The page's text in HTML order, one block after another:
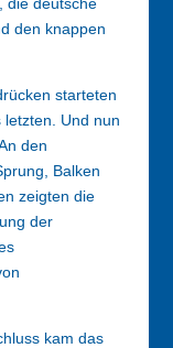
den knappen
starteten
Und nun
den
Balken
zeigten die
der
kam das